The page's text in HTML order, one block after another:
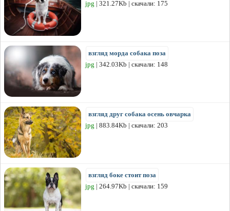
jpg | 321.27Kb | скачали: 175
взгляд морда собака поза
jpg | 342.03Kb | скачали: 148
взгляд друг собака осень овчарка
jpg | 883.84Kb | скачали: 203
взгляд боке стоит поза
jpg | 264.97Kb | скачали: 159